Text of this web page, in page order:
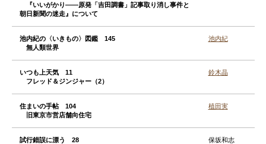
『いいがかり——原発「吉田調書」記事取り消し事件と
朝日新聞の迷走』について
池内紀の〈いきもの〉図鑑 145
無人類世界
池内紀
いつも上天気 11
フレッド＆ジンジャー（2）
鈴木晶
住まいの手帖 104
旧東京市営店舗向住宅
植田実
試行錯誤に漂う 28
保坂和志